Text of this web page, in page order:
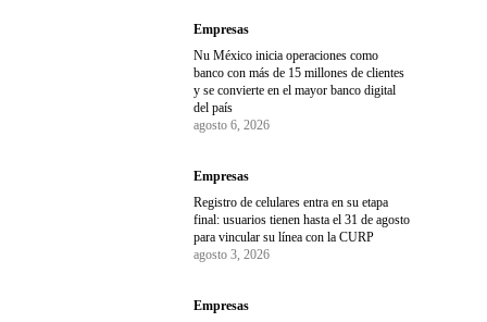
Empresas
Nu México inicia operaciones como
banco con más de 15 millones de clientes
y se convierte en el mayor banco digital
del país
agosto 6, 2026
Empresas
Registro de celulares entra en su etapa
final: usuarios tienen hasta el 31 de agosto
para vincular su línea con la CURP
agosto 3, 2026
Empresas